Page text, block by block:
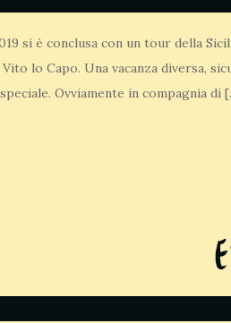
si è conclusa con un tour della
Vito lo Capo. Una vacanza diversa,
Ovviamente in compagnia di